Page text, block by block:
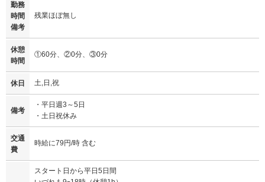
勤務
時間
備考
残業ほぼ無し
休憩
時間
①60分、②0分、③0分
休日 土,日,祝
備考
・平日週3～5日
・土日祝休み
交通
費
時給に79円/時 含む
スタート日から平日5日間